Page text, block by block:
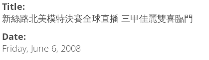
Title:
新絲路北美模特決賽全球直播 三甲佳麗雙喜臨門
Date:
Friday, June 6, 2008